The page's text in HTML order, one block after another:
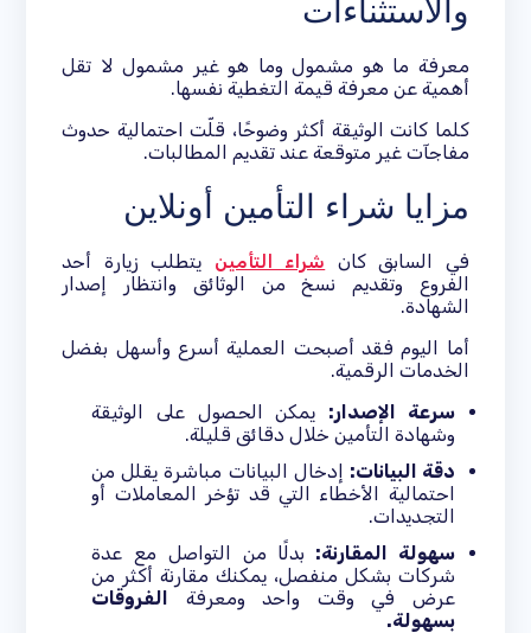
والاستثناءات
معرفة ما هو مشمول وما هو غير مشمول لا تقل
أهمية عن معرفة قيمة التغطية نفسها.
كلما كانت الوثيقة أكثر وضوحًا، قلّت احتمالية حدوث
مفاجآت غير متوقعة عند تقديم المطالبات.
مزايا شراء التأمين أونلاين
في السابق كان شراء التأمين يتطلب زيارة أحد
الفروع وتقديم نسخ من الوثائق وانتظار إصدار
الشهادة.
أما اليوم فقد أصبحت العملية أسرع وأسهل بفضل
الخدمات الرقمية.
سرعة الإصدار: يمكن الحصول على الوثيقة
وشهادة التأمين خلال دقائق قليلة.
دقة البيانات: إدخال البيانات مباشرة يقلل من
احتمالية الأخطاء التي قد تؤخر المعاملات أو
التجديدات.
سهولة المقارنة: بدلًا من التواصل مع عدة
شركات بشكل منفصل، يمكنك مقارنة أكثر من
عرض في وقت واحد ومعرفة الفروقات
بسهولة.